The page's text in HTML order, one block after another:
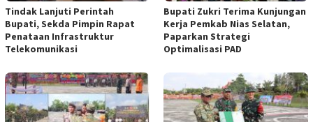
Tindak Lanjuti Perintah
Bupati, Sekda Pimpin Rapat
Penataan Infrastruktur
Telekomunikasi
Bupati Zukri Terima Kunjungan
Kerja Pemkab Nias Selatan,
Paparkan Strategi
Optimalisasi PAD